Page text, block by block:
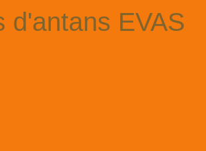
d'antans EVAS